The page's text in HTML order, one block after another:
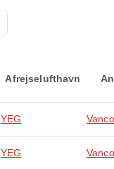
Afrejselufthavn
YEG
YEG